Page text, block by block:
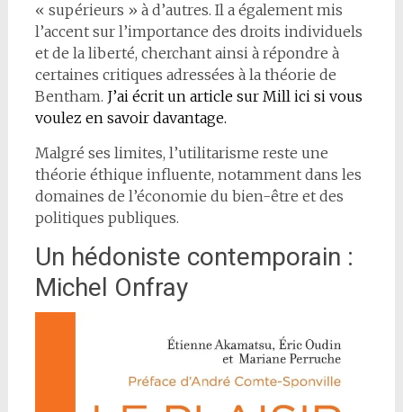
« supérieurs » à d’autres. Il a également mis
l’accent sur l’importance des droits individuels
et de la liberté, cherchant ainsi à répondre à
certaines critiques adressées à la théorie de
Bentham. J’ai écrit un article sur Mill ici si vous
voulez en savoir davantage.
Malgré ses limites, l’utilitarisme reste une
théorie éthique influente, notamment dans les
domaines de l’économie du bien-être et des
politiques publiques.
Un hédoniste contemporain :
Michel Onfray